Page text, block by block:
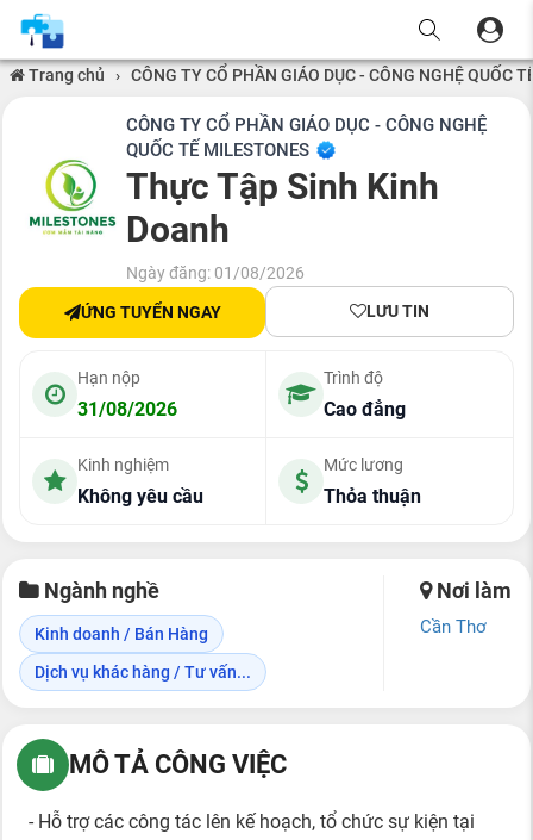
Trang chủ › CÔNG TY CỔ PHẦN GIÁO DỤC - CÔNG NGHỆ QUỐC
CÔNG TY CỔ PHẦN GIÁO DỤC - CÔNG NGHỆ
QUỐC TẾ MILESTONES
Thực Tập Sinh Kinh
Doanh
Ngày đăng: 01/08/2026
ỨNG TUYỂN NGAY LƯU TIN
Hạn nộp
31/08/2026
Trình độ
Cao đẳng
Kinh nghiệm
Không yêu cầu
Mức lương
Thỏa thuận
Ngành nghề
Kinh doanh / Bán Hàng
Dịch vụ khác hàng / Tư vấn...
Nơi làm
Cần Thơ
MÔ TẢ CÔNG VIỆC
- Hỗ trợ các công tác lên kế hoạch, tổ chức sự kiện tại